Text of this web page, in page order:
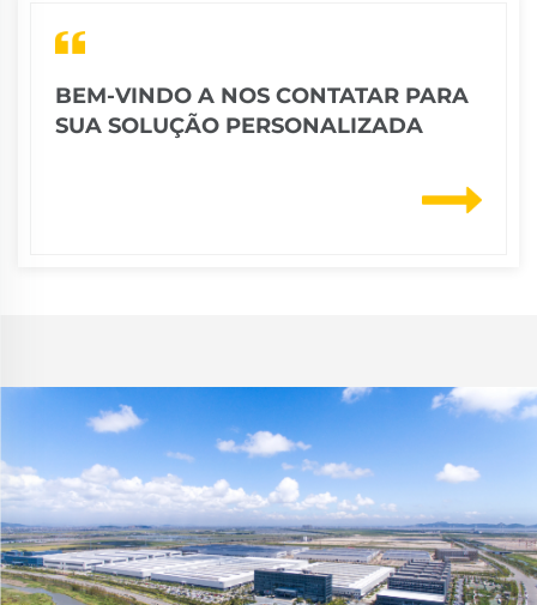
BEM-VINDO A NOS CONTATAR PARA
SUA SOLUÇÃO PERSONALIZADA